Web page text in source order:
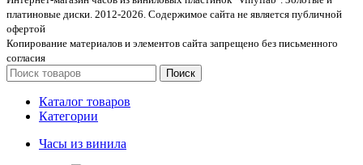
платиновые диски. 2012-2026. Содержимое сайта не является публичной
офертой
Копирование материалов и элементов сайта запрещено без письменного
согласия
Поиск
Каталог товаров
Категории
Часы из винила